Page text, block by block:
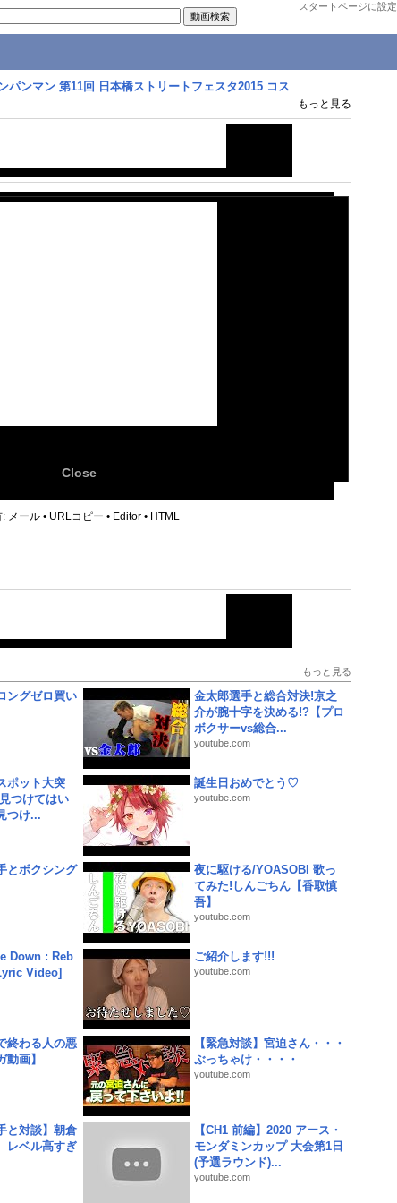
スタートページに設定
パンマン 第11回 日本橋ストリートフェスタ2015 コス
もっと見る
Close
: メール • URLコピー • Editor • HTML
もっと見る
ングゼロ買い
金太郎選手と総合対決!京之
介が腕十字を決める!?【プロ
ボクサーvs総合...
youtube.com
ポット大突
つけてはい
つけ...
誕生日おめでとう♡
youtube.com
とボクシング
夜に駆ける/YOASOBI 歌っ
てみた!しんごちん【香取慎
吾】
youtube.com
Down : Reb
Video]
ご紹介します!!!
youtube.com
終わる人の悪
動画】
【緊急対談】宮迫さん・・・
ぶっちゃけ・・・・
youtube.com
と対談】朝倉
レベル高すぎ
【CH1 前編】2020 アース・
モンダミンカップ 大会第1日
(予選ラウンド)...
youtube.com